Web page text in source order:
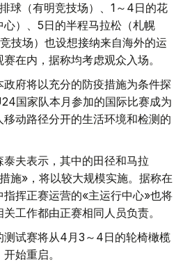
球（有明竞技场）、1～4日的花
）、5日的半程马拉松（札幌
技场）也设想接纳来自海外的运
在内，据称均考虑观众入场。
府将以充分的防疫措施为条件探
国家队本月参加的国际比赛成为
动路径分开的生活环境和检测的
夫表示，其中的田径和马拉
施»，将以较大规模实施。据称在
挥正赛运营的«主运行中心»也将
工作都由正赛相同人员负责。
测试赛将从4月3～4日的轮椅橄榄
始重启。